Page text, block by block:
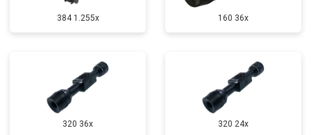
384 1.255х 160 36x
320 36x 320 24x